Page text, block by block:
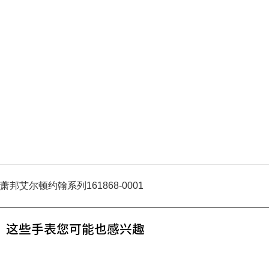
萧邦艾尔顿约翰系列161868-0001
这些手表您可能也感兴趣